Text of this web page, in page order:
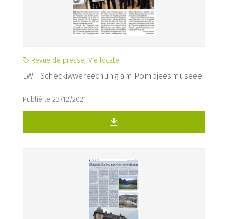
Revue de presse, Vie locale
LW - Scheckiwwereechung am Pompjeesmuseee
Publié le 23/12/2021